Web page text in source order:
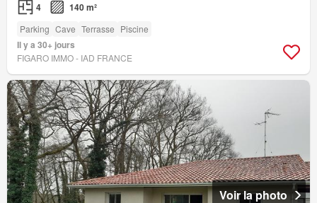
4 140 m²
Parking Cave Terrasse Piscine
Il y a 30+ jours
FIGARO IMMO - IAD FRANCE
Voir la photo